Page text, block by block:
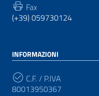
Fax
(+39) 059730124
INFORMAZIONI
C.F. / P.IVA
80013950367